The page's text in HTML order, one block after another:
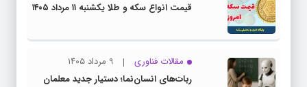
قیمت انواع سکه و طلا یکشنبه ۱۱ مرداد ۱۴۰۵
مقالات فناوری
۹ مرداد ۱۴۰۵
ربات‌های انسان‌نما؛ دستیار جدید معلمان